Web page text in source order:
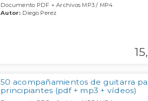
Documento PDF + Archivos MP3 / MP4
Autor: Diego Perez
15,
50 acompañamientos de guitarra
principiantes (pdf + mp3 + vídeos)